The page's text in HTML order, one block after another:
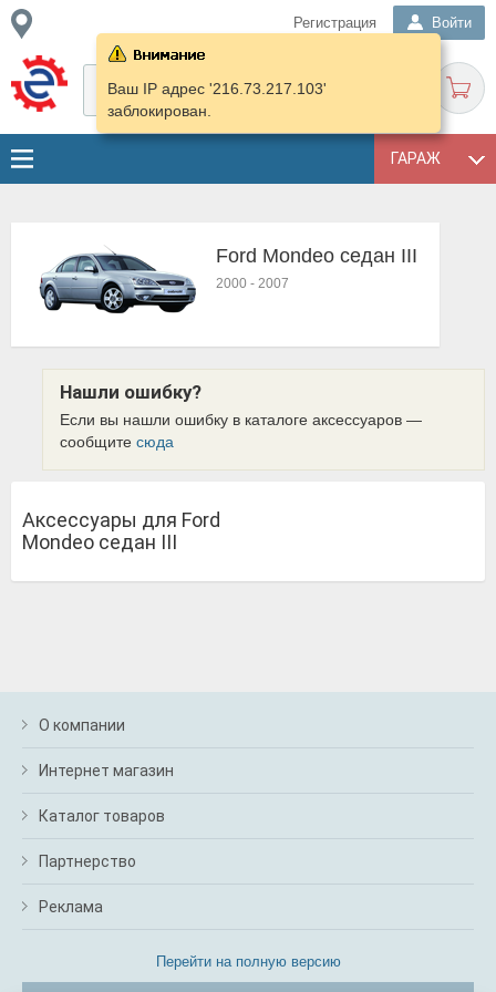
Регистрация Войти
ГАРАЖ
Ваш IP адрес '216.73.217.103'
заблокирован.
Ford Mondeo седан III
2000 - 2007
Нашли ошибку?
Если вы нашли ошибку в каталоге аксессуаров —
сообщите сюда
Аксессуары для Ford
Mondeo седан III
О компании
Интернет магазин
Каталог товаров
Партнерство
Реклама
Перейти на полную версию